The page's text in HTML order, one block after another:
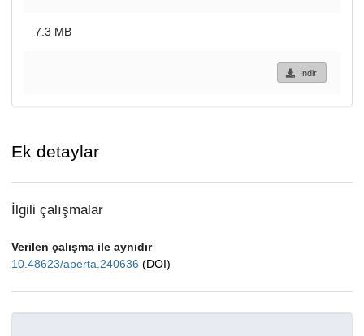
7.3 MB
İndir
Ek detaylar
İlgili çalışmalar
Verilen çalışma ile aynıdır
10.48623/aperta.240636 (DOI)